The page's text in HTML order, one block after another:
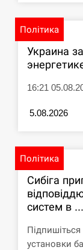
Россияне
есть
Політика
Украина
16:21
5.08.2026
Політика
Сибіга
систем в ...
установки